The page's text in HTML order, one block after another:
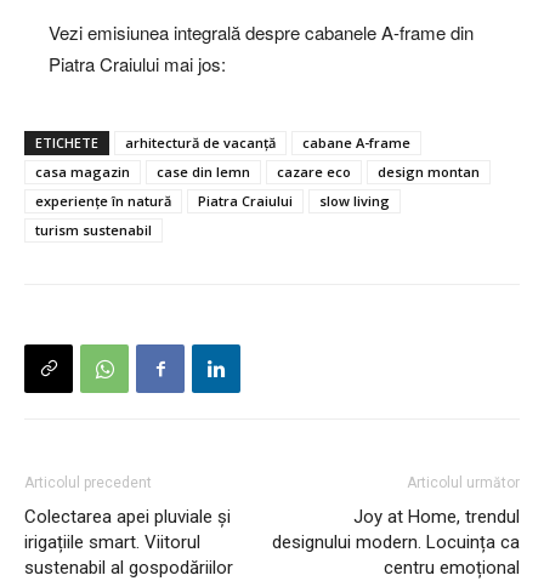
Vezi emisiunea integrală despre cabanele A-frame din
Piatra Craiului mai jos:
ETICHETE arhitectură de vacanță
cabane A-frame
casa magazin
case din lemn cazare eco
design montan
experiențe în natură
Piatra Craiului
slow living
turism sustenabil
Articolul precedent
Colectarea apei pluviale și
irigațiile smart. Viitorul
sustenabil al gospodăriilor
Articolul următor
Joy at Home, trendul
designului modern. Locuința ca
centru emoțional